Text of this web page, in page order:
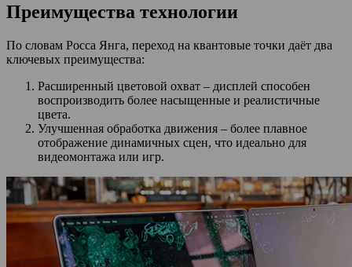
Преимущества технологии
По словам Росса Янга, переход на квантовые точки даёт два
ключевых преимущества:
Расширенный цветовой охват – дисплей способен
воспроизводить более насыщенные и реалистичные
цвета.
Улучшенная обработка движения – более плавное
отображение динамичных сцен, что идеально для
видеомонтажа или игр.